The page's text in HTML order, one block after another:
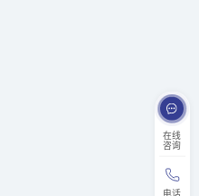
在线
咨询
电话